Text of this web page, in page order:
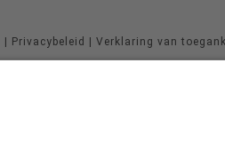
Privacybeleid Verklaring van